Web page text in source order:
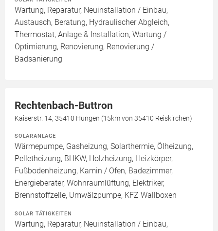
Wartung, Reparatur, Neuinstallation / Einbau,
Austausch, Beratung, Hydraulischer Abgleich,
Thermostat, Anlage & Installation, Wartung /
Optimierung, Renovierung, Renovierung /
Badsanierung
Rechtenbach-Buttron
Kaiserstr. 14, 35410 Hungen (15km von 35410 Reiskirchen)
SOLARANLAGE
Wärmepumpe, Gasheizung, Solarthermie, Ölheizung,
Pelletheizung, BHKW, Holzheizung, Heizkörper,
Fußbodenheizung, Kamin / Ofen, Badezimmer,
Energieberater, Wohnraumlüftung, Elektriker,
Brennstoffzelle, Umwälzpumpe, KFZ Wallboxen
SOLAR TÄTIGKEITEN
Wartung, Reparatur, Neuinstallation / Einbau,